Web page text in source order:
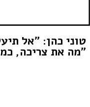
טוני כהן: "אל
"מה את צריכה,